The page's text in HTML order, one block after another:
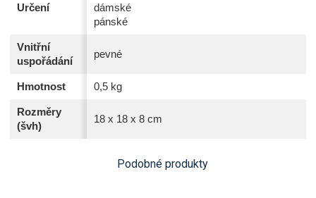
Určení
dámské
pánské
Vnitřní
uspořádání
pevné
Hmotnost 0,5 kg
Rozměry
(švh)
18 x 18 x 8 cm
Podobné produkty